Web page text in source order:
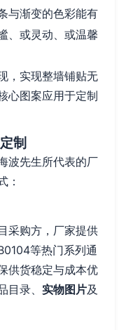
与渐变的色彩能有
、或灵动、或温馨
，实现整墙铺贴无
心图案应用于定制
制
波先生所代表的厂
：
采购方，厂家提供
等热门系列通
供货稳定与成本优
录、 实物图片及